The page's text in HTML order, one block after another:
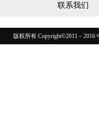
联系我们
版权所有 Copyright©2011－